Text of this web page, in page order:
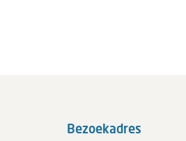
Bezoekadres